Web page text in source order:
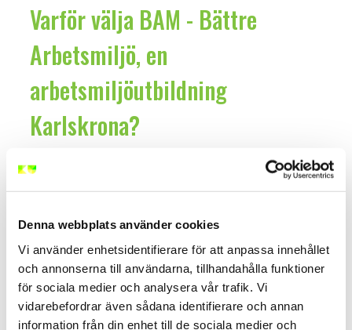
Denna webbplats använder cookies
Vi använder enhetsidentifierare för att anpassa innehållet
och annonserna till användarna, tillhandahålla funktioner
för sociala medier och analysera vår trafik. Vi
vidarebefordrar även sådana identifierare och annan
information från din enhet till de sociala medier och
Varför välja BAM - Bättre
Arbetsmiljö, en
arbetsmiljöutbildning
Karlskrona?
Med närvaro i Karlskrona blir utbildningen mer
utbildning därefter. På så vis ger vi dig verktyg som
är både relevanta och praktiska för att hantera dina
utmaningar.
MålgruppBAM - Bättre